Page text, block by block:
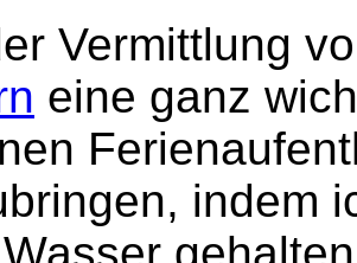
Vermittlung
eine ganz
indem